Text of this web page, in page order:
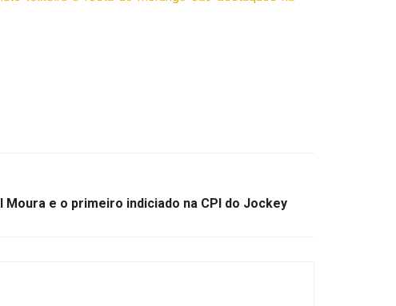
Moura e o primeiro indiciado na CPI do Jockey